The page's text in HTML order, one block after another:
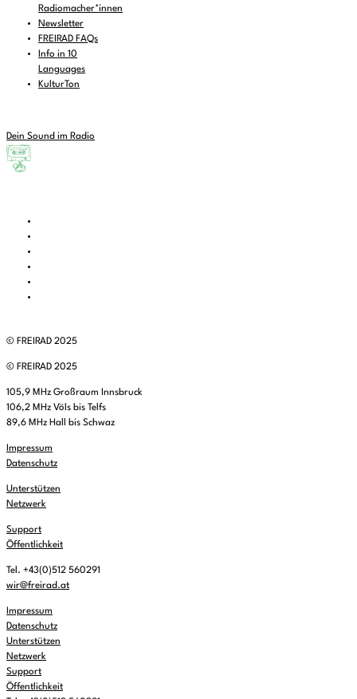
Radiomacher*innen
Newsletter
FREIRAD FAQs
Info in 10
Languages
KulturTon
Dein Sound im Radio
© FREIRAD 2025
© FREIRAD 2025
105,9 MHz Großraum Innsbruck
106,2 MHz Völs bis Telfs
89,6 MHz Hall bis Schwaz
Impressum
Datenschutz
Unterstützen
Netzwerk
Support
Öffentlichkeit
Tel. +43(0)512 560291
wir@freirad.at
Impressum
Datenschutz
Unterstützen
Netzwerk
Support
Öffentlichkeit